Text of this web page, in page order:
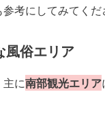
考にしてみてくだ
風俗エリア
に南部観光エリア